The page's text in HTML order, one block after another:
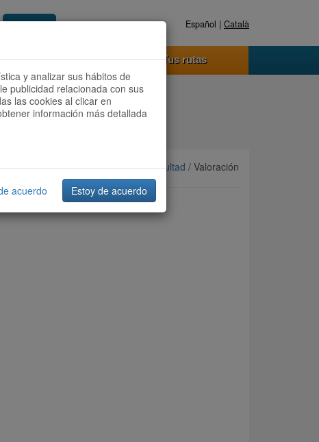
Acceder Registrate ahora Español | Català
funciona Tus rutas
Ordenar por:Más recientes/Dificultad / Valoración
y analizar sus hábitos de
publicidad relacionada con sus
las cookies al clicar en
información más detallada
acuerdo Estoy de acuerdo